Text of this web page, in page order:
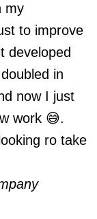
my
to improve
developed
in
now I just
work 😅.
ro take